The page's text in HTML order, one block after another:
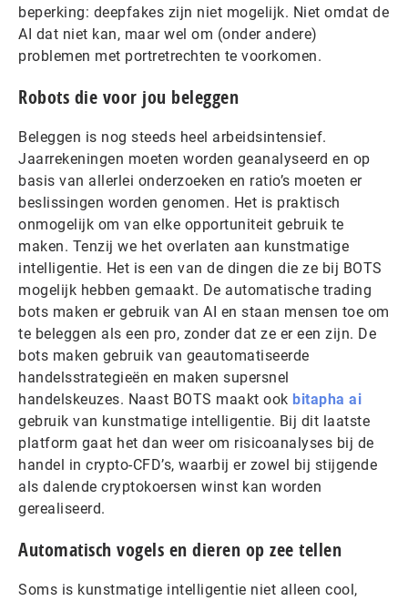
beperking: deepfakes zijn niet mogelijk. Niet omdat de
AI dat niet kan, maar wel om (onder andere)
problemen met portretrechten te voorkomen.
Robots die voor jou beleggen
Beleggen is nog steeds heel arbeidsintensief.
Jaarrekeningen moeten worden geanalyseerd en op
basis van allerlei onderzoeken en ratio’s moeten er
beslissingen worden genomen. Het is praktisch
onmogelijk om van elke opportuniteit gebruik te
maken. Tenzij we het overlaten aan kunstmatige
intelligentie. Het is een van de dingen die ze bij BOTS
mogelijk hebben gemaakt. De automatische trading
bots maken er gebruik van AI en staan mensen toe om
te beleggen als een pro, zonder dat ze er een zijn. De
bots maken gebruik van geautomatiseerde
handelsstrategieën en maken supersnel
handelskeuzes. Naast BOTS maakt ook bitapha ai
gebruik van kunstmatige intelligentie. Bij dit laatste
platform gaat het dan weer om risicoanalyses bij de
handel in crypto-CFD’s, waarbij er zowel bij stijgende
als dalende cryptokoersen winst kan worden
gerealiseerd.
Automatisch vogels en dieren op zee tellen
Soms is kunstmatige intelligentie niet alleen cool,